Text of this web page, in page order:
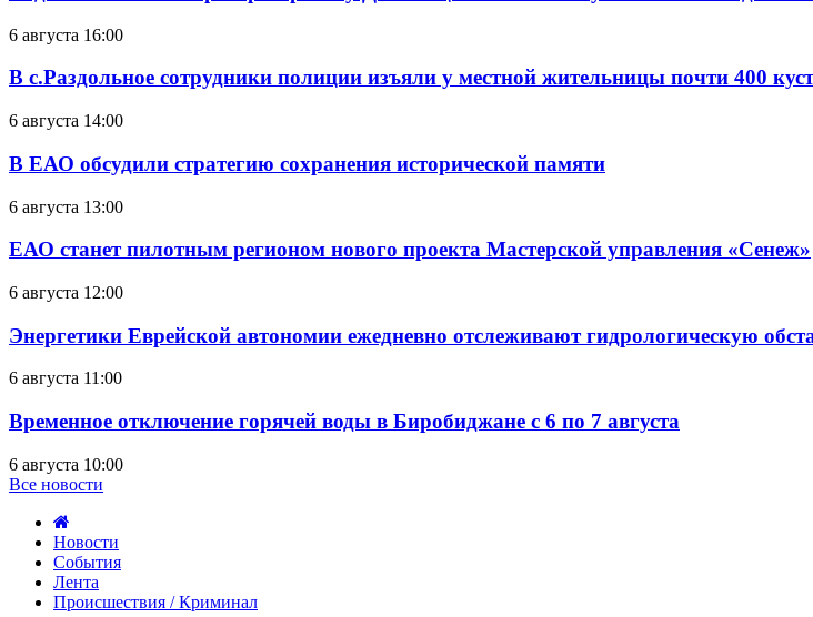
6 августа 16:00
В с.Раздольное сотрудники полиции изъяли у местной жительницы почти 400
6 августа 14:00
В ЕАО обсудили стратегию сохранения исторической памяти
6 августа 13:00
ЕАО станет пилотным регионом нового проекта Мастерской управления «Сенеж»
6 августа 12:00
Энергетики Еврейской автономии ежедневно отслеживают гидрологическую
6 августа 11:00
Временное отключение горячей воды в Биробиджане с 6 по 7 августа
6 августа 10:00
Все новости
Новости
События
Лента
Происшествия / Криминал